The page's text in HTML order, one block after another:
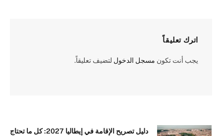
اترك تعليقاً
يجب أنت تكون مسجل الدخول لتضيف تعليقاً.
دليل تصريح الإقامة في إيطاليا 2027: كل ما تحتاج